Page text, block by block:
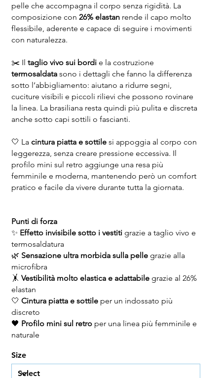
pelle che accompagna il corpo senza rigidità. La
composizione con 26% elastanrende il capo molto
flessibile, aderente e capace di seguire i movimenti
con naturalezza.
✂️ Il taglio vivo sui bordie la costruzione
termosaldatasono i dettagli che fanno la differenza
sotto l’abbigliamento: aiutano a ridurre segni,
cuciture visibili e piccoli rilievi che possono rovinare
la linea. La brasiliana resta quindi più pulita e discreta
anche sotto capi sottili o fascianti.
🤍 La cintura piatta e sottilesi appoggia al corpo con
leggerezza, senza creare pressione eccessiva. Il
profilo mini sul retro aggiunge una resa più
femminile e moderna, mantenendo però un comfort
pratico e facile da vivere durante tutta la giornata.
Punti di forza
✨ Effetto invisibile sotto i vestitigrazie a taglio vivo e
termosaldatura
🌿 Sensazione ultra morbida sulla pellegrazie alla
microfibra
🤸 Vestibilità molto elastica e adattabilegrazie al 26%
elastan
🤍 Cintura piatta e sottileper un indossato più
discreto
🖤 Profilo mini sul retroper una linea più femminile e
naturale
Size